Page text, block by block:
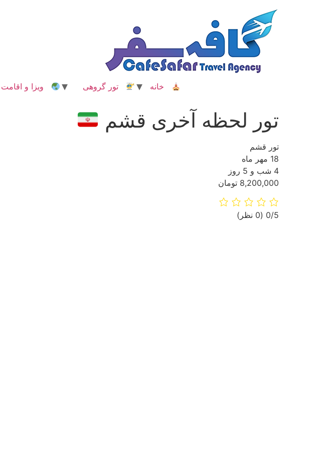
خانه تور گروهی ویزا و اقامت
تور لحظه آخری قشم
تور قشم
18 مهر ماه
4 شب و 5 روز
8,200,000 تومان
‫0/5 ‫(0 نظر)